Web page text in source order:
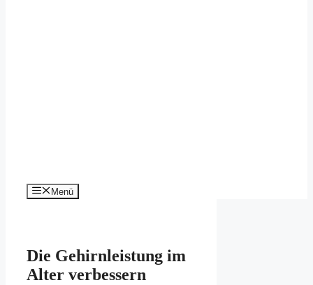
Menü
Die Gehirnleistung im
Alter verbessern